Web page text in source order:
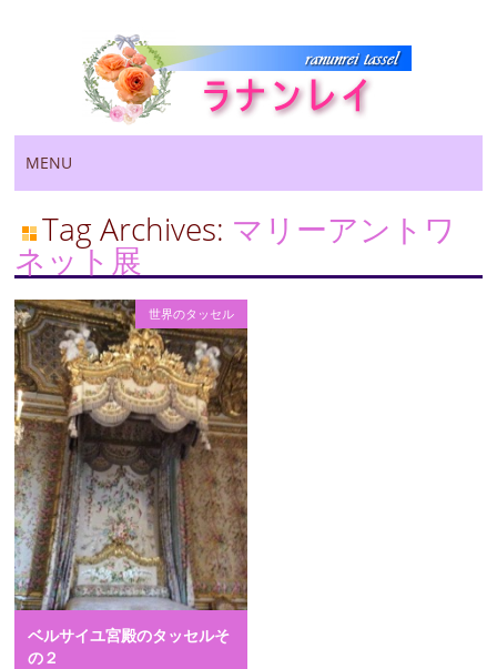
Main menu
to
MENU
Tag Archives: マリーアントワ
ネット展
世界のタッセル
ベルサイユ宮殿のタッセルそ
の２